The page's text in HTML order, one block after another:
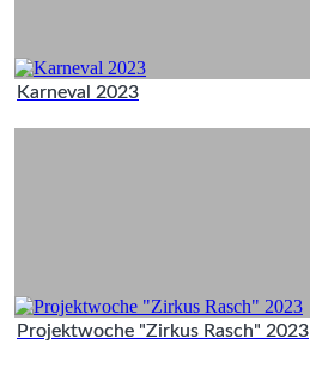
Karneval 2023
Projektwoche "Zirkus Rasch" 2023